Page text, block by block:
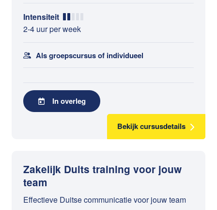
Intensiteit
2-4 uur per week
Als groepscursus of individueel
In overleg
Bekijk cursusdetails
Zakelijk Duits training voor jouw
team
Effectieve Duitse communicatie voor jouw team